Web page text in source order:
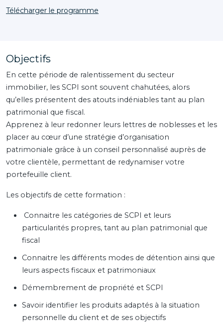
Télécharger le programme
Objectifs
En cette période de ralentissement du secteur
immobilier, les SCPI sont souvent chahutées, alors
qu’elles présentent des atouts indéniables tant au plan
patrimonial que fiscal.
Apprenez à leur redonner leurs lettres de noblesses et les
placer au cœur d’une stratégie d’organisation
patrimoniale grâce à un conseil personnalisé auprès de
votre clientèle, permettant de redynamiser votre
portefeuille client.
Les objectifs de cette formation :
Connaitre les catégories de SCPI et leurs
particularités propres, tant au plan patrimonial que
fiscal
Connaitre les différents modes de détention ainsi que
leurs aspects fiscaux et patrimoniaux
Démembrement de propriété et SCPI
Savoir identifier les produits adaptés à la situation
personnelle du client et de ses objectifs